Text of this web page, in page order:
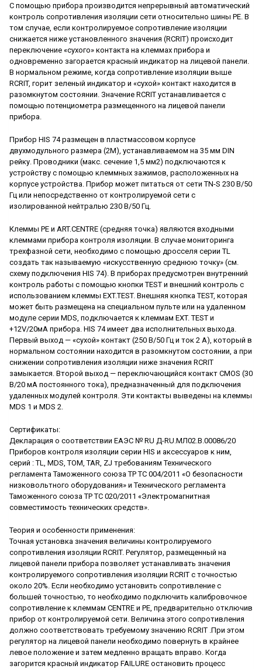
C помощью прибора производится непрерывный автоматический
контроль сопротивления изоляции сети относительно шины PE. В
том случае, если контролируемое сопротивление изоляции
снижается ниже установленного значения (RCRIT) происходит
переключение «сухого» контакта на клеммах прибора и
одновременно загорается красный индикатор на лицевой панели.
В нормальном режиме, когда сопротивление изоляции выше
RCRIT, горит зеленый индикатор и «сухой» контакт находится в
разомкнутом состоянии. Значение RCRIT устанавливается с
помощью потенциометра размещенного на лицевой панели
прибора.
Прибор HIS 74 размещен в пластмассовом корпусе
двухмодульного размера (2M), устанавливаемом на 35 мм DIN
рейку. Проводники (макс. сечение 1,5 мм2) подключаются к
устройству с помощью клеммных зажимов, расположенных на
корпусе устройства. Прибор может питаться от сети TN-S 230 В/50
Гц или непосредственно от контролируемой сети с
изолированной нейтралью 230 В/50 Гц.
Клеммы PE и ART.CENTRE (средняя точка) являются входными
клеммами прибора контроля изоляции. В случае мониторинга
трехфазной сети, необходимо с помощью дросселя серии TL
создать так называемую «искусственную среднюю точку» (см.
схему подключения HIS 74). В приборах предусмотрен внутренний
контроль работы с помощью кнопки TEST и внешний контроль с
использованием клеммы EXT.TEST. Внешняя кнопка TEST, которая
может быть размещена на специальном пульте или на удаленном
модуле серии MDS, подключается к клеммам EXT. TEST и
+12V/20мA прибора. HIS 74 имеет два исполнительных выхода.
Первый выход — «сухой» контакт (250 В/50 Гц и ток 2 А), который в
нормальном состоянии находится в разомкнутом состоянии, а при
снижении сопротивления изоляции ниже значения RCRIT
замыкается. Второй выход — переключающийся контакт CMOS (30
В/20 мА постоянного тока), предназначенный для подключения
удаленных модулей контроля. Эти контакты выведены на клеммы
MDS 1 и MDS 2.
Сертификаты:
Декларация о соответствии ЕАЭС № RU Д-RU.МЛ02.В.00086/20
Приборов контроля изоляции серии HIS и аксессуаров к ним,
серий : TL, MDS, TOM, TAR, ZJ требованиям Технического
регламента Таможенного союза ТР ТС 004/2011 «О безопасности
низковольтного оборудования» и Технического регламента
Таможенного союза ТР ТС 020/2011 «Электромагнитная
совместимость технических средств».
Теория и особенности применения:
Точная установка значения величины контролируемого
сопротивления изоляции RCRIT. Регулятор, размещенный на
лицевой панели прибора позволяет устанавливать значения
контролируемого сопротивления изоляции RCRIT с точностью
около 20%. Если необходимо установить сопротивление с
большей точностью, то необходимо подключить калибровочное
сопротивление к клеммам CENTRE и PE, предварительно отключив
прибор от контролируемой сети. Величина этого сопротивления
должно соответствовать требуемому значению RCRIT .При этом
регулятор на лицевой панели необходимо повернуть в крайнее
левое положение и затем медленно вращать вправо. Когда
загорится красный индикатор FAILURE остановить процесс